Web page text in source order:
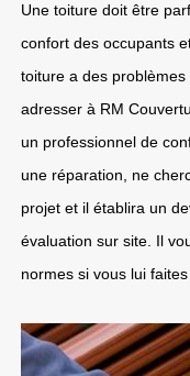
Une toiture doit être
confort des occupants
toiture a des problèmes
adresser à RM
un professionnel de
une réparation, ne
projet et il établira un
évaluation sur site. Il
normes si vous lui faites